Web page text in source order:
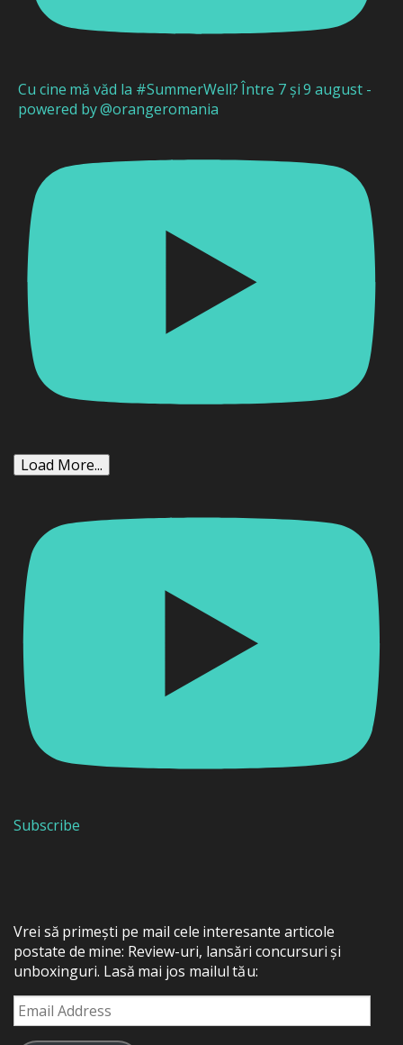
Cu cine mă văd la #SummerWell? Între 7 și 9 august -
powered by @orangeromania
Load More...
Subscribe
Vrei să primești pe mail cele interesante articole
postate de mine: Review-uri, lansări concursuri și
unboxinguri. Lasă mai jos mailul tău:
Email
Address